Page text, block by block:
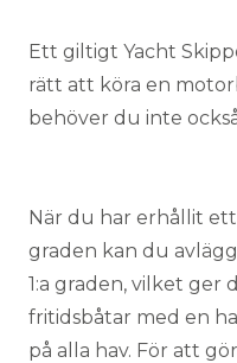
Ett giltigt Yacht
rätt att köra en
behöver du inte
När du har erhållit
graden kan du
1:a graden, vilket ger
fritidsbåtar med en
på alla hav. För att